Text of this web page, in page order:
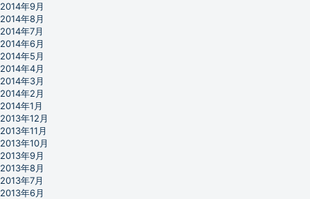
2014年9月
2014年8月
2014年7月
2014年6月
2014年5月
2014年4月
2014年3月
2014年2月
2014年1月
2013年12月
2013年11月
2013年10月
2013年9月
2013年8月
2013年7月
2013年6月